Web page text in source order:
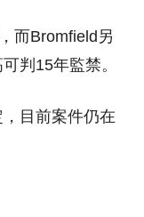
而Bromfield另
判15年監禁。
目前案件仍在